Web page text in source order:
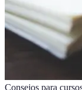
Consejos para